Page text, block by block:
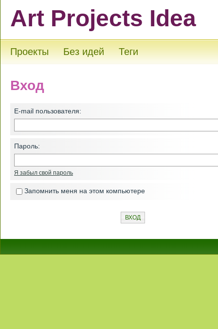
Art Projects Idea
Проекты Без идей Теги
Вход
E-mail пользователя:
Пароль:
Я забыл свой пароль
Запомнить меня на этом компьютере